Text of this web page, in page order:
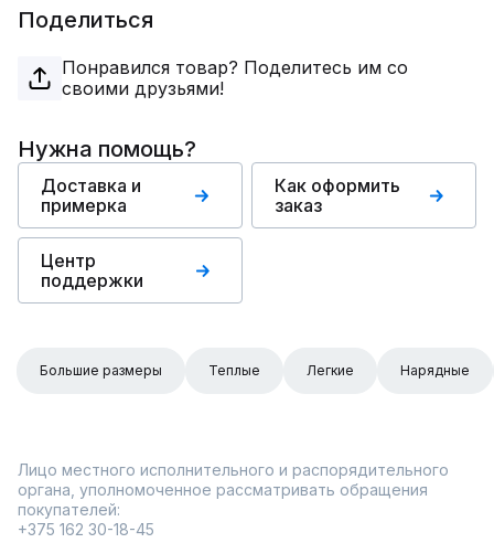
Поделиться
Понравился товар? Поделитесь им со
своими друзьями!
Нужна помощь?
Доставка и
примерка
Как оформить
заказ
Центр
поддержки
Большие размеры Теплые Легкие Нарядные
Лицо местного исполнительного и распорядительного
органа, уполномоченное рассматривать обращения
покупателей:
+375 162 30-18-45